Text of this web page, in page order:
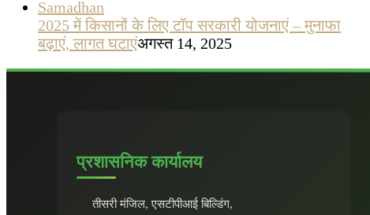
2025 में किसानों के लिए टॉप सरकारी योजनाएं – मुनाफा
बढ़ाएं, लागत घटाएंअगस्त 14, 2025
प्रशासनिक कार्यालय
तीसरी मंजिल, एसटीपीआई बिल्डिंग,